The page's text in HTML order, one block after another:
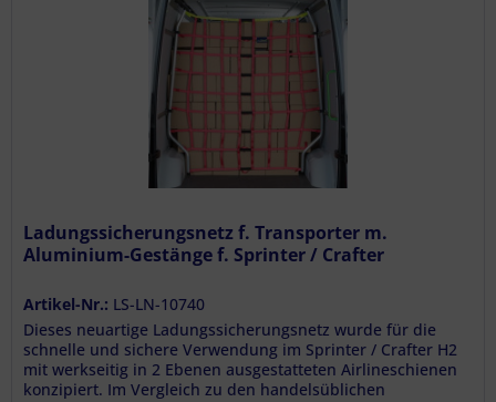
Ladungssicherungsnetz f. Transporter m.
Aluminium-Gestänge f. Sprinter / Crafter
Artikel-Nr.: LS-LN-10740
Dieses neuartige Ladungssicherungsnetz wurde für die
schnelle und sichere Verwendung im Sprinter / Crafter H2
mit werkseitig in 2 Ebenen ausgestatteten Airlineschienen
konzipiert. Im Vergleich zu den handelsüblichen